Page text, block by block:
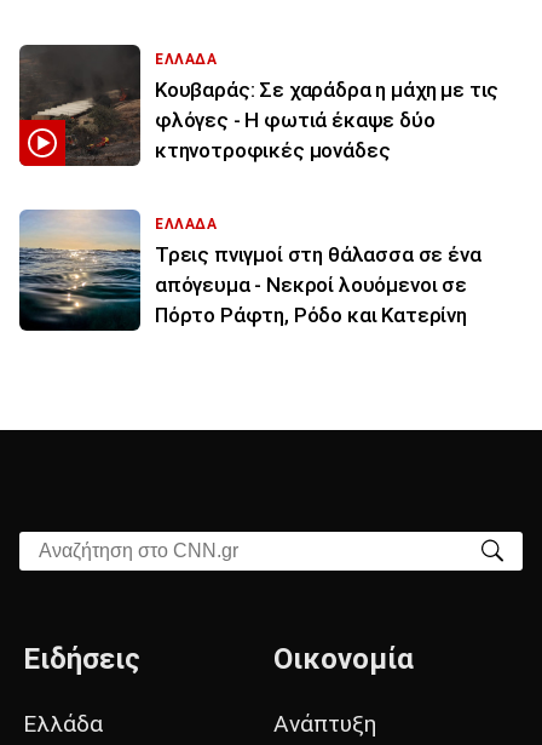
ΕΛΛΑΔΑ
Κουβαράς: Σε χαράδρα η μάχη με τις
φλόγες - Η φωτιά έκαψε δύο
κτηνοτροφικές μονάδες
ΕΛΛΑΔΑ
Τρεις πνιγμοί στη θάλασσα σε ένα
απόγευμα - Νεκροί λουόμενοι σε
Πόρτο Ράφτη, Ρόδο και Κατερίνη
Αναζήτηση στο CNN.gr
Ειδήσεις
Ελλάδα
Οικονομία
Ανάπτυξη